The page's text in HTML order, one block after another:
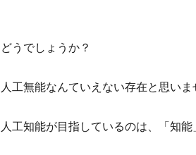
どうでしょうか？
人工無能なんていえない存在と思いま
人工知能が目指しているのは、「知能